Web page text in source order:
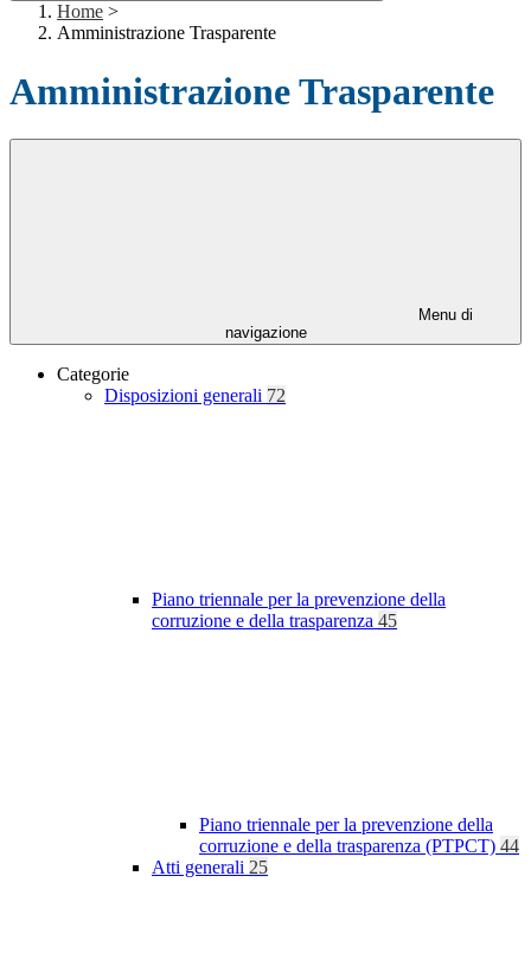
Home >
Amministrazione Trasparente
Amministrazione Trasparente
Menu di
navigazione
Categorie
Disposizioni generali 72
Piano triennale per la prevenzione della
corruzione e della trasparenza 45
Piano triennale per la prevenzione della
corruzione e della trasparenza (PTPCT) 44
Atti generali 25